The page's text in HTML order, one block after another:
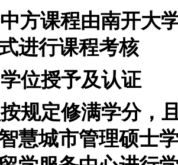
课程由南开大
进行课程考核
授予及认证
定修满学分，且
慧城市管理硕士